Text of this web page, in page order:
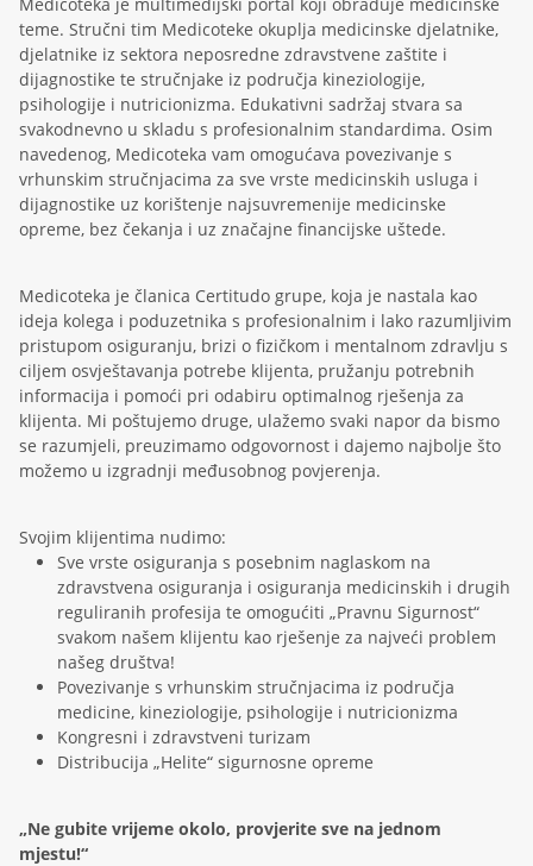
teme. Stručni tim Medicoteke okuplja medicinske djelatnike,
djelatnike iz sektora neposredne zdravstvene zaštite i
dijagnostike te stručnjake iz područja kineziologije,
psihologije i nutricionizma. Edukativni sadržaj stvara sa
svakodnevno u skladu s profesionalnim standardima. Osim
navedenog, Medicoteka vam omogućava povezivanje s
vrhunskim stručnjacima za sve vrste medicinskih usluga i
dijagnostike uz korištenje najsuvremenije medicinske
opreme, bez čekanja i uz značajne financijske uštede.
Medicoteka je članica Certitudo grupe, koja je nastala kao
ideja kolega i poduzetnika s profesionalnim i lako razumljivim
pristupom osiguranju, brizi o fizičkom i mentalnom zdravlju s
ciljem osvještavanja potrebe klijenta, pružanju potrebnih
informacija i pomoći pri odabiru optimalnog rješenja za
klijenta. Mi poštujemo druge, ulažemo svaki napor da bismo
se razumjeli, preuzimamo odgovornost i dajemo najbolje što
možemo u izgradnji međusobnog povjerenja.
Svojim klijentima nudimo:
Sve vrste osiguranja s posebnim naglaskom na
zdravstvena osiguranja i osiguranja medicinskih i drugih
reguliranih profesija te omogućiti „Pravnu Sigurnost“
svakom našem klijentu kao rješenje za najveći problem
našeg društva!
Povezivanje s vrhunskim stručnjacima iz područja
medicine, kineziologije, psihologije i nutricionizma
Kongresni i zdravstveni turizam
Distribucija „Helite“ sigurnosne opreme
„Ne gubite vrijeme okolo, provjerite sve na jednom
mjestu!“